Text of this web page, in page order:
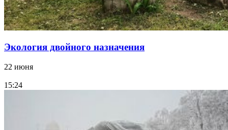
Экология двойного назначения
22 июня
15:24